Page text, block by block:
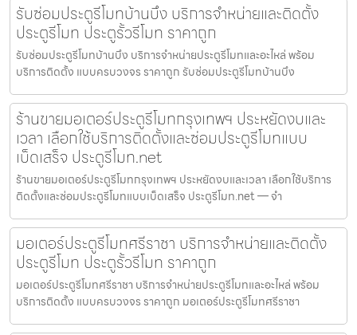
รับซ่อมประตูรีโมทบ้านบึง บริการจำหน่ายและติดตั้ง
ประตูรีโมท ประตูรั้วรีโมท ราคาถูก
รับซ่อมประตูรีโมทบ้านบึง บริการจำหน่ายประตูรีโมทและอะไหล่ พร้อม
บริการติดตั้ง แบบครบวงจร ราคาถูก รับซ่อมประตูรีโมทบ้านบึง
ร้านขายมอเตอร์ประตูรีโมทกรุงเทพฯ ประหยัดงบและ
เวลา เลือกใช้บริการติดตั้งและซ่อมประตูรีโมทแบบ
เบ็ดเสร็จ ประตูรีโมท.net
ร้านขายมอเตอร์ประตูรีโมทกรุงเทพฯ ประหยัดงบและเวลา เลือกใช้บริการ
ติดตั้งและซ่อมประตูรีโมทแบบเบ็ดเสร็จ ประตูรีโมท.net — จำ
มอเตอร์ประตูรีโมทศรีราชา บริการจำหน่ายและติดตั้ง
ประตูรีโมท ประตูรั้วรีโมท ราคาถูก
มอเตอร์ประตูรีโมทศรีราชา บริการจำหน่ายประตูรีโมทและอะไหล่ พร้อม
บริการติดตั้ง แบบครบวงจร ราคาถูก มอเตอร์ประตูรีโมทศรีราชา